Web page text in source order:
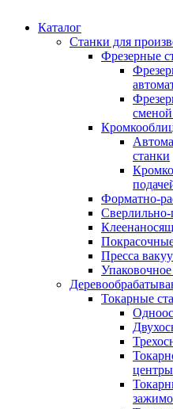
Каталог
Станки для
Фрезерные
станки
Форматно-
Сверлильно-
Пресса
Токарные
центры